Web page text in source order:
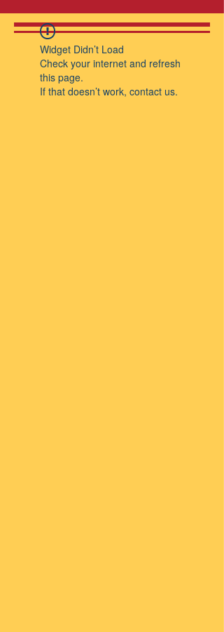
Widget Didn’t Load
Check your internet and refresh
this page.
If that doesn’t work, contact us.